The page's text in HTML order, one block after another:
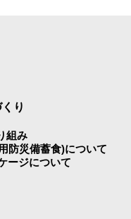
り
組み
防災備蓄⾷)について
ージについて